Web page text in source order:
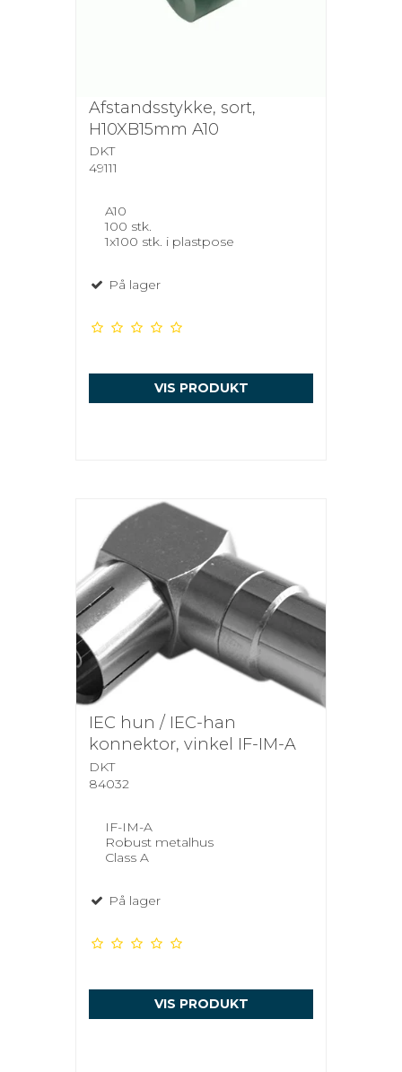
Afstandsstykke, sort,
H10XB15mm A10
DKT
49111
A10
100 stk.
1x100 stk. i plastpose
På lager
VIS PRODUKT
IEC hun / IEC-han
konnektor, vinkel IF-IM-A
DKT
84032
IF-IM-A
Robust metalhus
Class A
På lager
VIS PRODUKT